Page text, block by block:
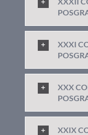
XXXI
XXX
XXIX